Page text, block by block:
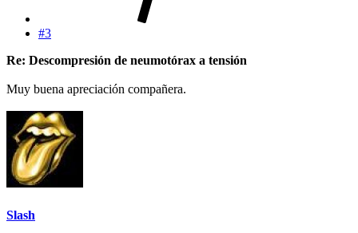
#3
Re: Descompresión de neumotórax a tensión
Muy buena apreciación compañera.
Slash